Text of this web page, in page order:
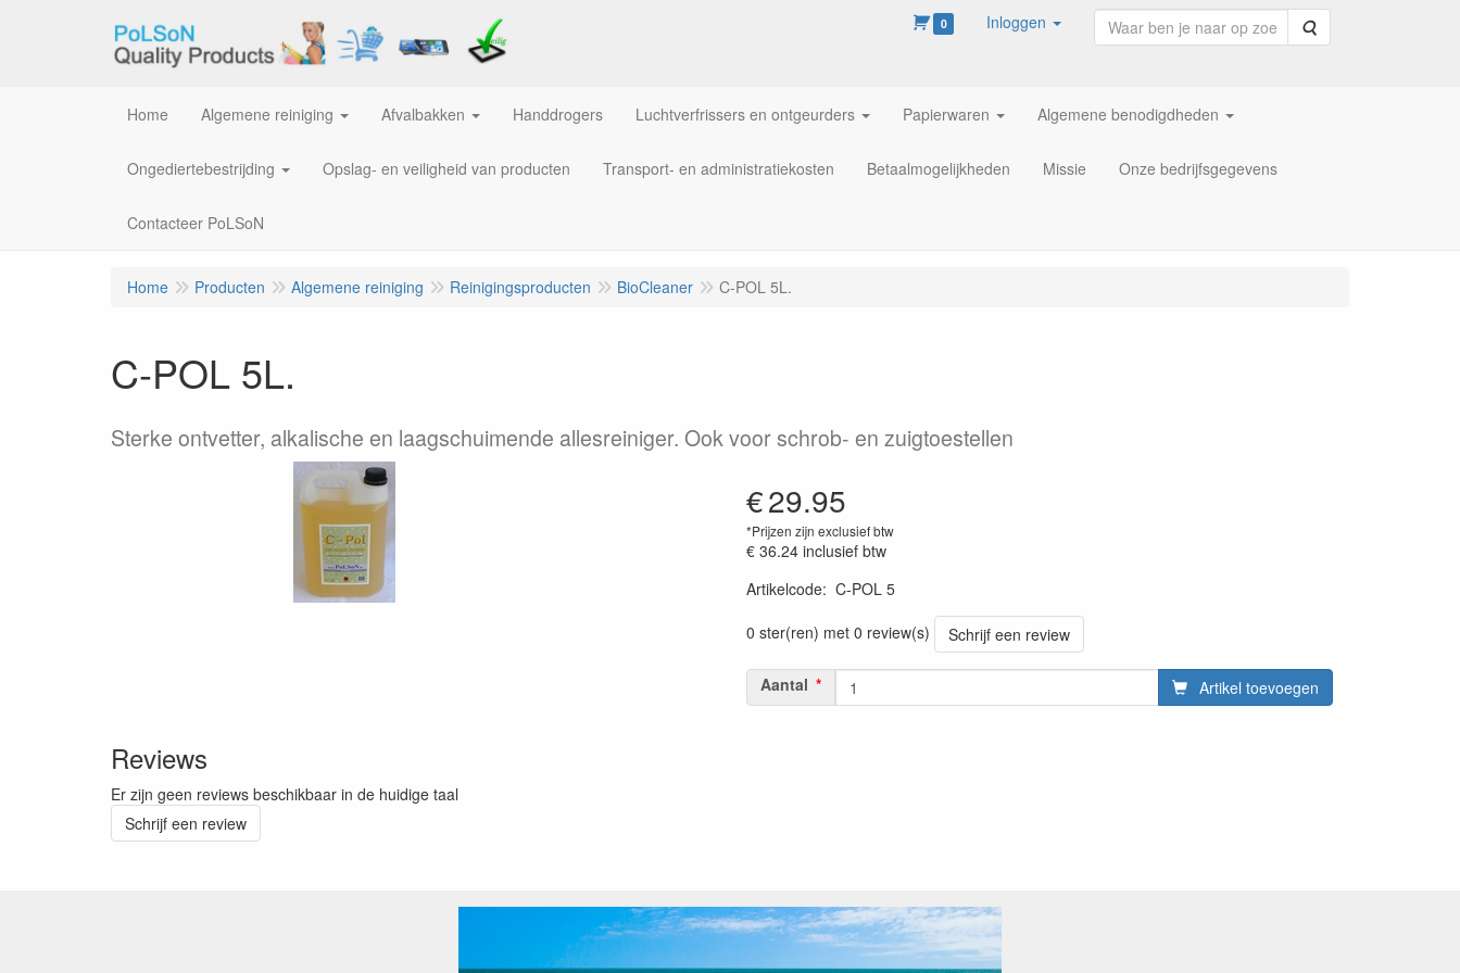
0 Inloggen Zoeken
Home Algemene reiniging Afvalbakken Handdrogers Luchtverfrissers en ontgeurders Papierwaren Algemene benodigdheden
Ongediertebestrijding Opslag- en veiligheid van producten Transport- en administratiekosten Betaalmogelijkheden Missie Onze bedrijfsgegevens
Contacteer PoLSoN
Home Producten Algemene reiniging Reinigingsproducten BioCleaner C-POL 5L.
C-POL 5L.
Sterke ontvetter, alkalische en laagschuimende allesreiniger. Ook voor schrob- en zuigtoestellen
€29.95
*Prijzen zijn exclusief btw
€ 36.24 inclusief btw
Artikelcode: C-POL 5
0 ster(ren) met 0 review(s)
Schrijf een review
Aantal Artikel toevoegen
Reviews
Er zijn geen reviews beschikbaar in de huidige taal
Schrijf een review